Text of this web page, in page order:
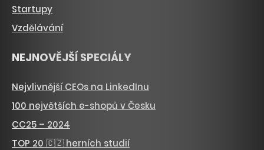
Startupy
Vzdělávání
NEJNOVĚJŠÍ SPECIÁLY
Nejvlivnější CEOs na LinkedInu
100 největších e-shopů v Česku
CC25 – 2024
TOP 20 🇨🇿 herních studií